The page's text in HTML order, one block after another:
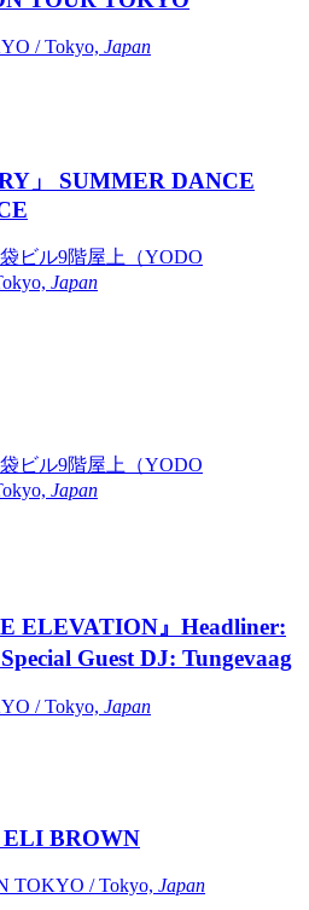
/ Tokyo, Japan
」 SUMMER DANCE
ビル9階屋上（YODO
Japan
ビル9階屋上（YODO
Japan
ELEVATION』Headliner:
Guest DJ: Tungevaag
/ Tokyo, Japan
ELI BROWN
TOKYO / Tokyo, Japan